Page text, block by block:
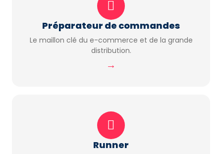
Préparateur de commandes
Le maillon clé du e-commerce et de la grande
distribution.
→
Runner